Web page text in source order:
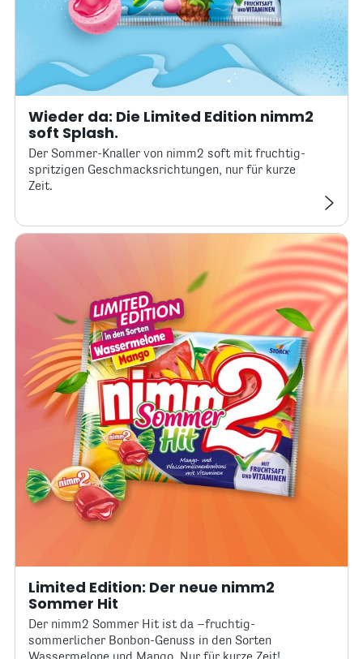
Wieder da: Die Limited Edition nimm2
soft Splash.
Der Sommer-Knaller von nimm2 soft mit fruchtig-
spritzigen Geschmacksrichtungen, nur für kurze
Zeit.
Limited Edition: Der neue nimm2
Sommer Hit
Der nimm2 Sommer Hit ist da –fruchtig-
sommerlicher Bonbon-Genuss in den Sorten